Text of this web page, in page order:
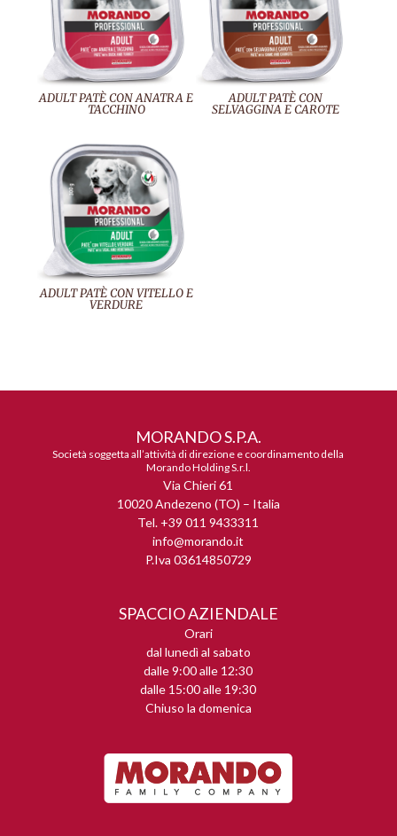
ADULT PATÈ CON ANATRA E
TACCHINO
ADULT PATÈ CON
SELVAGGINA E CAROTE
ADULT PATÈ CON VITELLO E
VERDURE
MORANDO S.P.A.
Società soggetta all’attività di direzione e coordinamento della
Morando Holding S.r.l.
Via Chieri 61
10020 Andezeno (TO) – Italia
Tel. +39 011 9433311
info@morando.it
P.Iva 03614850729
SPACCIO AZIENDALE
Orari
dal lunedì al sabato
dalle 9:00 alle 12:30
dalle 15:00 alle 19:30
Chiuso la domenica